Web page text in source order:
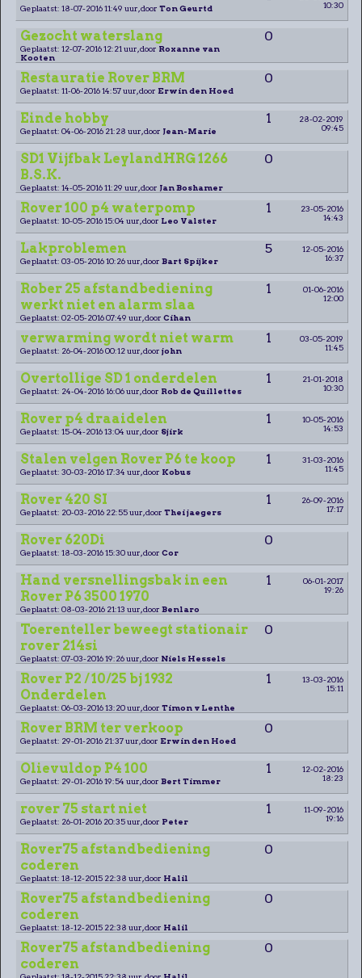
10:30
Geplaatst: 18-07-2016 11:49 uur, door Ton Geurtd
Gezocht waterslang 0
Geplaatst: 12-07-2016 12:21 uur, door Roxanne van
Kooten
Restauratie Rover BRM 0
Geplaatst: 11-06-2016 14:57 uur, door Erwin den Hoed
Einde hobby 1
28-02-2019
09:45
Geplaatst: 04-06-2016 21:28 uur, door Jean-Marie
SD1 Vijfbak LeylandHRG 1266
B.S.K.
0
Geplaatst: 14-05-2016 11:29 uur, door Jan Boshamer
Rover 100 p4 waterpomp 1
23-05-2016
14:43
Geplaatst: 10-05-2016 15:04 uur, door Leo Valster
Lakproblemen 5
12-05-2016
16:37
Geplaatst: 03-05-2016 10:26 uur, door Bart Spijker
Rober 25 afstandbediening
werkt niet en alarm slaa
1
01-06-2016
12:00
Geplaatst: 02-05-2016 07:49 uur, door Cihan
verwarming wordt niet warm 1
03-05-2019
11:45
Geplaatst: 26-04-2016 00:12 uur, door john
Overtollige SD 1 onderdelen 1
21-01-2018
10:30
Geplaatst: 24-04-2016 16:06 uur, door Rob de Quillettes
Rover p4 draaidelen 1
10-05-2016
14:53
Geplaatst: 15-04-2016 13:04 uur, door Sjirk
Stalen velgen Rover P6 te koop 1
31-03-2016
11:45
Geplaatst: 30-03-2016 17:34 uur, door Kobus
Rover 420 SI 1
26-09-2016
17:17
Geplaatst: 20-03-2016 22:55 uur, door Thei jaegers
Rover 620Di 0
Geplaatst: 18-03-2016 15:30 uur, door Cor
Hand versnellingsbak in een
Rover P6 3500 1970
1
06-01-2017
19:26
Geplaatst: 08-03-2016 21:13 uur, door Benlaro
Toerenteller beweegt stationair
rover 214si
0
Geplaatst: 07-03-2016 19:26 uur, door Niels Hessels
Rover P2 / 10/25 bj 1932
Onderdelen
1
13-03-2016
15:11
Geplaatst: 06-03-2016 13:20 uur, door Timon v Lenthe
Rover BRM ter verkoop 0
Geplaatst: 29-01-2016 21:37 uur, door Erwin den Hoed
Olievuldop P4 100 1
12-02-2016
18:23
Geplaatst: 29-01-2016 19:54 uur, door Bert Timmer
rover 75 start niet 1
11-09-2016
19:16
Geplaatst: 26-01-2016 20:35 uur, door Peter
Rover75 afstandbediening
coderen
0
Geplaatst: 18-12-2015 22:38 uur, door Halil
Rover75 afstandbediening
coderen
0
Geplaatst: 18-12-2015 22:38 uur, door Halil
Rover75 afstandbediening
coderen
0
Geplaatst: 18-12-2015 22:38 uur, door Halil